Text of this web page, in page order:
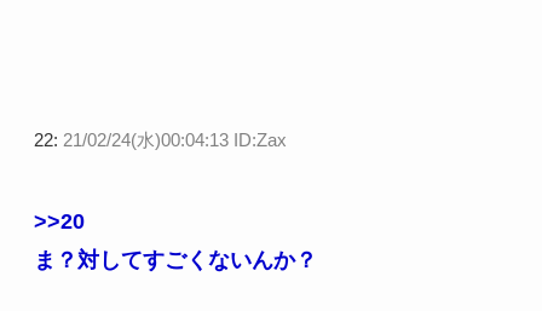
22: 21/02/24(水)00:04:13 ID:Zax
>>20
ま？対してすごくないんか？